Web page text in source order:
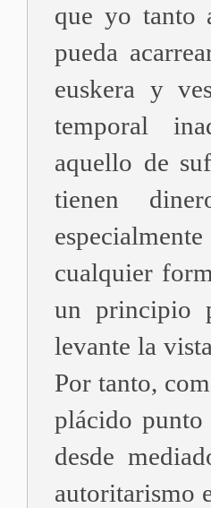
que yo tanto
pueda
euskera y
temporal
aquello de
tienen
cualquier
un principio
levante la
Por tanto,
plácido punto
desde
autoritarismo